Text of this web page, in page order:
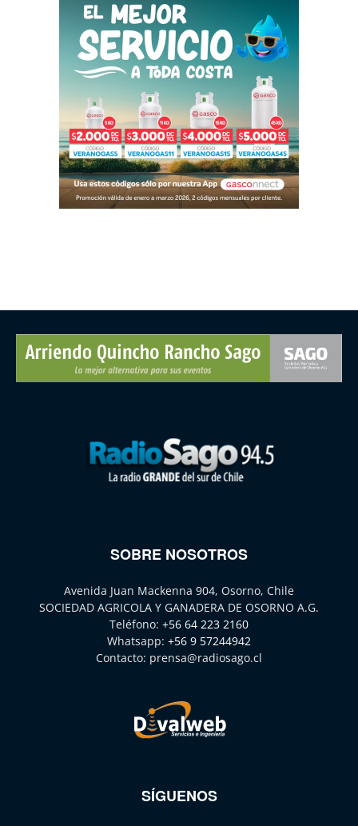
SOBRE NOSOTROS
Avenida Juan Mackenna 904, Osorno, Chile
SOCIEDAD AGRICOLA Y GANADERA DE OSORNO A.G.
Teléfono: +56 64 223 2160
Whatsapp: +56 9 57244942
Contacto: prensa@radiosago.cl
SÍGUENOS